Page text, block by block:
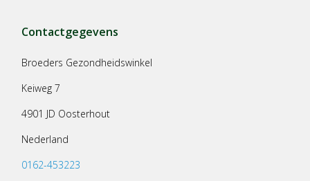
Contactgegevens
Broeders Gezondheidswinkel
Keiweg 7
4901 JD Oosterhout
Nederland
0162-453223